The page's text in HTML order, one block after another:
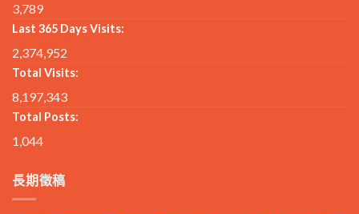
3,789
Last 365 Days Visits:
2,374,952
Total Visits:
8,197,343
Total Posts:
1,044
長期徵稿